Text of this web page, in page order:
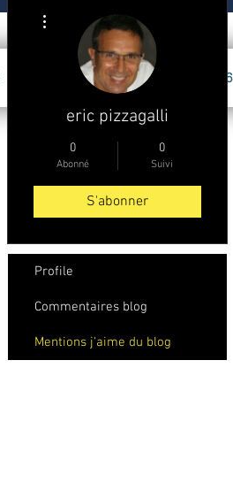
ATHLETES Equipe France 2026
eric pizzagalli
0
Abonné
0
Suivi
S'abonner
Profile
Commentaires blog
Mentions j'aime du blog